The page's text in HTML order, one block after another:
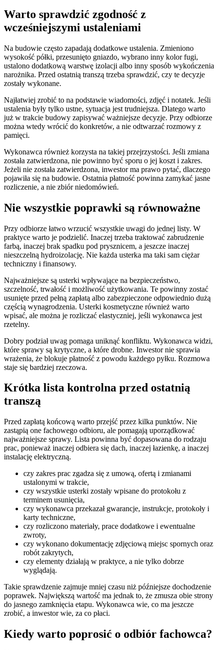
Warto sprawdzić zgodność z
wcześniejszymi ustaleniami
Na budowie często zapadają dodatkowe ustalenia. Zmieniono
wysokość półki, przesunięto gniazdo, wybrano inny kolor fugi,
ustalono dodatkową warstwę izolacji albo inny sposób wykończenia
narożnika. Przed ostatnią transzą trzeba sprawdzić, czy te decyzje
zostały wykonane.
Najłatwiej zrobić to na podstawie wiadomości, zdjęć i notatek. Jeśli
ustalenia były tylko ustne, sytuacja jest trudniejsza. Dlatego warto
już w trakcie budowy zapisywać ważniejsze decyzje. Przy odbiorze
można wtedy wrócić do konkretów, a nie odtwarzać rozmowy z
pamięci.
Wykonawca również korzysta na takiej przejrzystości. Jeśli zmiana
została zatwierdzona, nie powinno być sporu o jej koszt i zakres.
Jeżeli nie została zatwierdzona, inwestor ma prawo pytać, dlaczego
pojawiła się na budowie. Ostatnia płatność powinna zamykać jasne
rozliczenie, a nie zbiór niedomówień.
Nie wszystkie poprawki są równoważne
Przy odbiorze łatwo wrzucić wszystkie uwagi do jednej listy. W
praktyce warto je podzielić. Inaczej trzeba traktować zabrudzenie
farbą, inaczej brak spadku pod prysznicem, a jeszcze inaczej
nieszczelną hydroizolację. Nie każda usterka ma taki sam ciężar
techniczny i finansowy.
Najważniejsze są usterki wpływające na bezpieczeństwo,
szczelność, trwałość i możliwość użytkowania. Te powinny zostać
usunięte przed pełną zapłatą albo zabezpieczone odpowiednio dużą
częścią wynagrodzenia. Usterki kosmetyczne również warto
wpisać, ale można je rozliczać elastyczniej, jeśli wykonawca jest
rzetelny.
Dobry podział uwag pomaga uniknąć konfliktu. Wykonawca widzi,
które sprawy są krytyczne, a które drobne. Inwestor nie sprawia
wrażenia, że blokuje płatność z powodu każdego pyłku. Rozmowa
staje się bardziej rzeczowa.
Krótka lista kontrolna przed ostatnią
transzą
Przed zapłatą końcową warto przejść przez kilka punktów. Nie
zastąpią one fachowego odbioru, ale pomagają uporządkować
najważniejsze sprawy. Lista powinna być dopasowana do rodzaju
prac, ponieważ inaczej odbiera się dach, inaczej łazienkę, a inaczej
instalację elektryczną.
czy zakres prac zgadza się z umową, ofertą i zmianami
ustalonymi w trakcie,
czy wszystkie usterki zostały wpisane do protokołu z
terminem usunięcia,
czy wykonawca przekazał gwarancje, instrukcje, protokoły i
karty techniczne,
czy rozliczono materiały, prace dodatkowe i ewentualne
zwroty,
czy wykonano dokumentację zdjęciową miejsc spornych oraz
robót zakrytych,
czy elementy działają w praktyce, a nie tylko dobrze
wyglądają.
Takie sprawdzenie zajmuje mniej czasu niż późniejsze dochodzenie
poprawek. Największą wartość ma jednak to, że zmusza obie strony
do jasnego zamknięcia etapu. Wykonawca wie, co ma jeszcze
zrobić, a inwestor wie, za co płaci.
Kiedy warto poprosić o odbiór fachowca?